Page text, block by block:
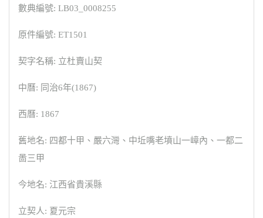
數典編號: LB03_0008255
原件編號: ET1501
契字名稱: 立杜賣山契
中曆: 同治6年(1867)
西曆: 1867
舊地名: 四都十甲、嚴六灣、中坵嘴老墳山一嶂內、一都二
啚三甲
今地名: 江西省貴溪縣
立契人: 夏元宗